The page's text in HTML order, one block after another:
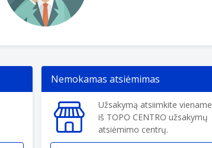
Nemokamas atsiėmimas
Užsakymą atsiimkite viename
iš TOPO CENTRO užsakymų
atsiėmimo centrų.